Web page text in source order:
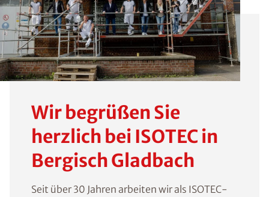
Wir begrüßen Sie
herzlich bei ISOTEC in
Bergisch Gladbach
Seit über 30 Jahren arbeiten wir als ISOTEC-